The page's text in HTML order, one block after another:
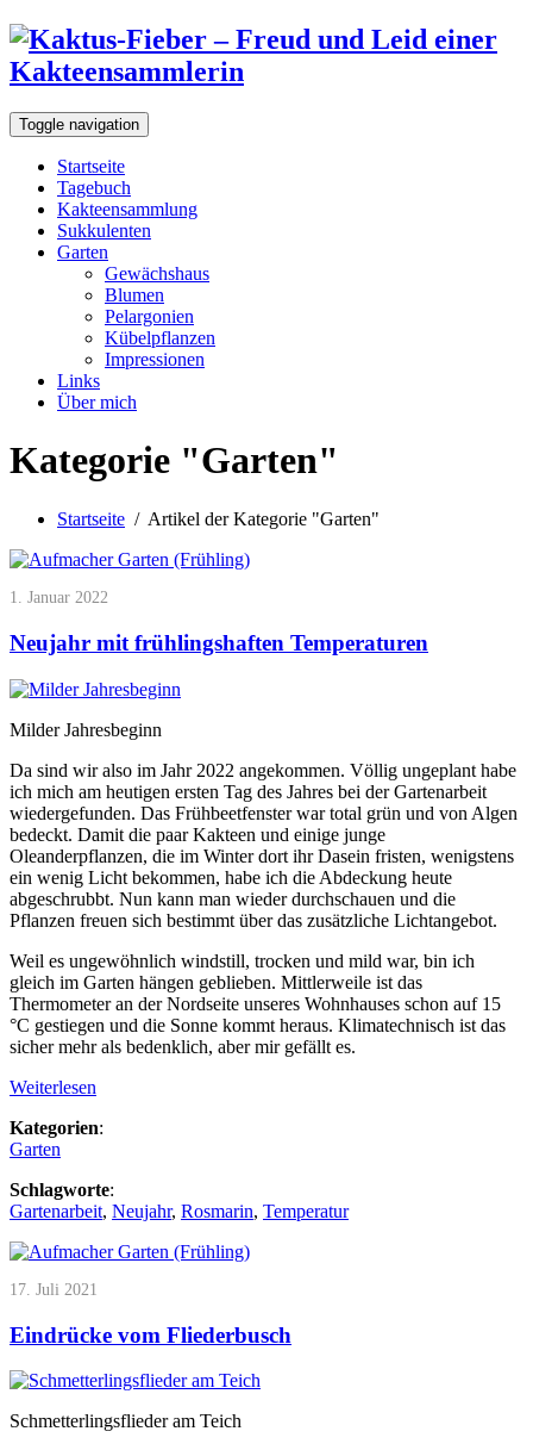
Toggle navigation
Startseite
Tagebuch
Kakteensammlung
Sukkulenten
Garten
Gewächshaus
Blumen
Pelargonien
Kübelpflanzen
Impressionen
Links
Über mich
Kategorie "Garten"
Startseite / Artikel der Kategorie "Garten"
1. Januar 2022
Neujahr mit frühlingshaften Temperaturen
Milder Jahresbeginn
Da sind wir also im Jahr 2022 angekommen. Völlig ungeplant habe
ich mich am heutigen ersten Tag des Jahres bei der Gartenarbeit
wiedergefunden. Das Frühbeetfenster war total grün und von Algen
bedeckt. Damit die paar Kakteen und einige junge
Oleanderpflanzen, die im Winter dort ihr Dasein fristen, wenigstens
ein wenig Licht bekommen, habe ich die Abdeckung heute
abgeschrubbt. Nun kann man wieder durchschauen und die
Pflanzen freuen sich bestimmt über das zusätzliche Lichtangebot.
Weil es ungewöhnlich windstill, trocken und mild war, bin ich
gleich im Garten hängen geblieben. Mittlerweile ist das
Thermometer an der Nordseite unseres Wohnhauses schon auf 15
°C gestiegen und die Sonne kommt heraus. Klimatechnisch ist das
sicher mehr als bedenklich, aber mir gefällt es.
Weiterlesen
Kategorien:
Garten
Schlagworte:
Gartenarbeit, Neujahr, Rosmarin, Temperatur
17. Juli 2021
Eindrücke vom Fliederbusch
Schmetterlingsflieder am Teich